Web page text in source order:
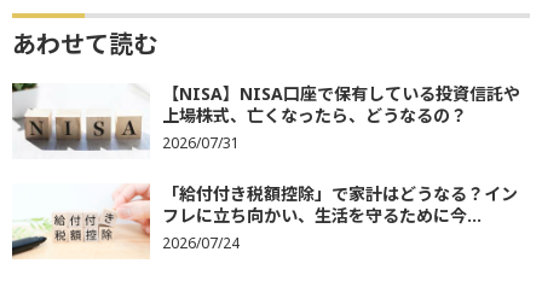
あわせて読む
【NISA】NISA口座で保有している投資信託や
上場株式、亡くなったら、どうなるの？
2026/07/31
「給付付き税額控除」で家計はどうなる？イン
フレに立ち向かい、生活を守るために今...
2026/07/24